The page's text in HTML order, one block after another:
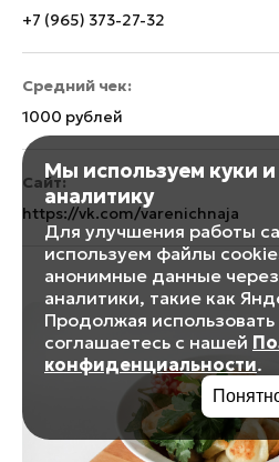
+7 (965) 373-27-32
Средний чек:
1000 рублей
Сайт:
https://vk.com/varenichnaja
Мы используем куки
аналитику
Для улучшения работы
используем файлы
анонимные данные
аналитики, такие как
Продолжая использовать
соглашаетесь с нашей
конфиденциальности.